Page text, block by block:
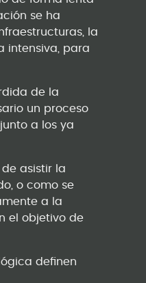
se ha
la
intensiva, para
de la
un proceso
a los ya
asistir la
o como se
a la
el objetivo de
definen